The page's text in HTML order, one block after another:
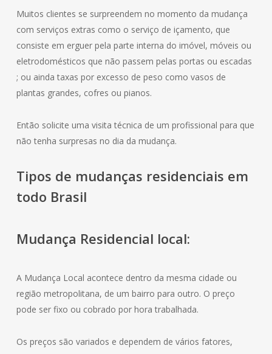
Muitos clientes se surpreendem no momento da mudança
com serviços extras como o serviço de içamento, que
consiste em erguer pela parte interna do imóvel, móveis ou
eletrodomésticos que não passem pelas portas ou escadas
; ou ainda taxas por excesso de peso como vasos de
plantas grandes, cofres ou pianos.
Então solicite uma visita técnica de um profissional para que
não tenha surpresas no dia da mudança.
Tipos de mudanças residenciais em
todo Brasil
Mudança Residencial local:
A Mudança Local acontece dentro da mesma cidade ou
região metropolitana, de um bairro para outro. O preço
pode ser fixo ou cobrado por hora trabalhada.
Os preços são variados e dependem de vários fatores,